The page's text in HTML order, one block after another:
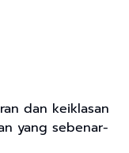
dan keiklasan
yang sebenar-